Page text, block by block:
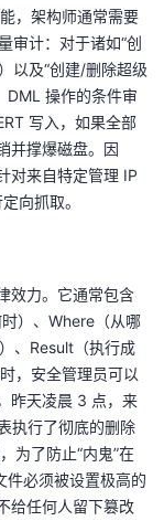
，架构师通常需要
审计：对于诸如“创
以及“创建/删除超级
DML 操作的条件审
写入，如果全部
并撑爆磁盘。因
对来自特定管理 IP
向抓取。
效力。它通常包含
）、Where（从哪
、Result（执行成
，安全管理员可以
昨天凌晨 3 点，来
执行了彻底的删除
为了防止“内鬼”在
件必须被设置极高的
给任何人留下篡改